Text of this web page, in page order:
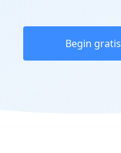
Begin gratis